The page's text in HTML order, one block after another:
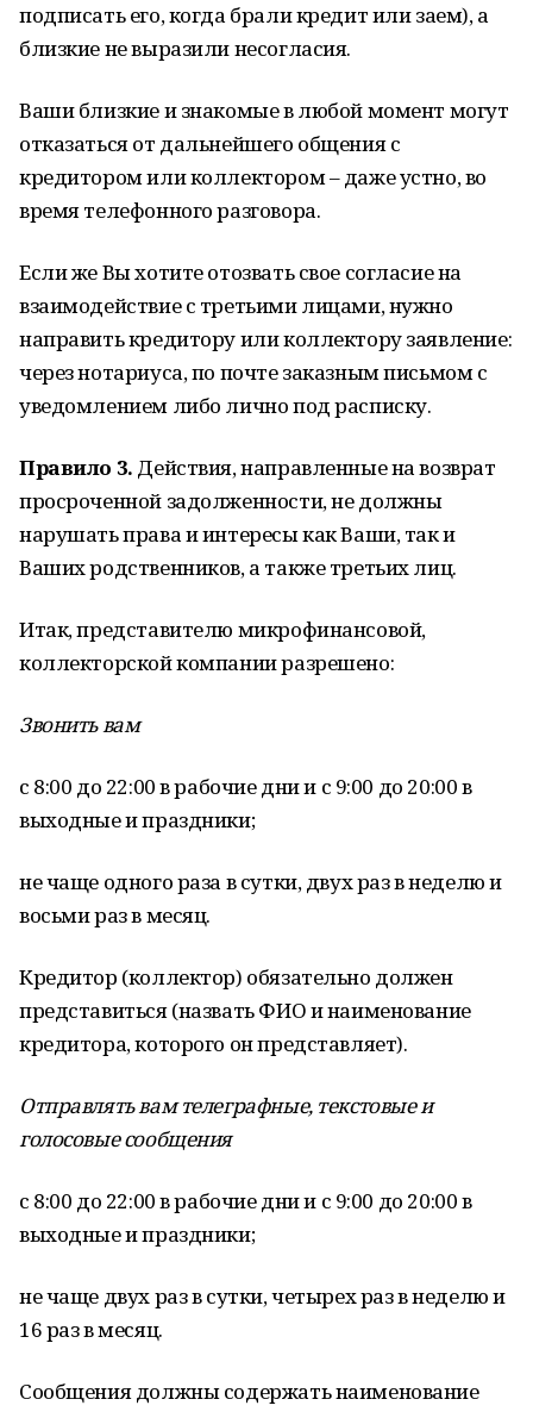
подписать его, когда брали кредит или заем), а
близкие не выразили несогласия.
Ваши близкие и знакомые в любой момент могут
отказаться от дальнейшего общения с
кредитором или коллектором – даже устно, во
время телефонного разговора.
Если же Вы хотите отозвать свое согласие на
взаимодействие с третьими лицами, нужно
направить кредитору или коллектору заявление:
через нотариуса, по почте заказным письмом с
уведомлением либо лично под расписку.
Правило 3. Действия, направленные на возврат
просроченной задолженности, не должны
нарушать права и интересы как Ваши, так и
Ваших родственников, а также третьих лиц.
Итак, представителю микрофинансовой,
коллекторской компании разрешено:
Звонить вам
с 8:00 до 22:00 в рабочие дни и с 9:00 до 20:00 в
выходные и праздники;
не чаще одного раза в сутки, двух раз в неделю и
восьми раз в месяц.
Кредитор (коллектор) обязательно должен
представиться (назвать ФИО и наименование
кредитора, которого он представляет).
Отправлять вам телеграфные, текстовые и
голосовые сообщения
с 8:00 до 22:00 в рабочие дни и с 9:00 до 20:00 в
выходные и праздники;
не чаще двух раз в сутки, четырех раз в неделю и
16 раз в месяц.
Сообщения должны содержать наименование